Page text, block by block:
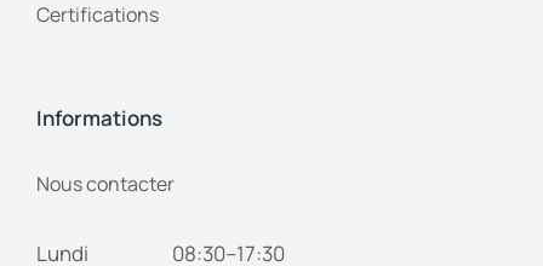
Certifications
Informations
Nous contacter
Lundi 08:30–17:30